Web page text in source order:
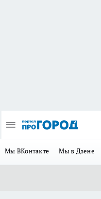
Мы ВКонтакте Мы в Дзене